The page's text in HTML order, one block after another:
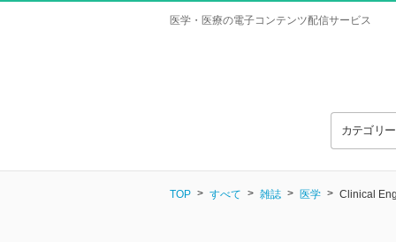
医学・医療の電子コンテンツ配信サービス
カテゴリ
TOP すべて 雑誌 医学 Clinical